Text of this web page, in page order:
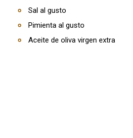
Sal al gusto
Pimienta al gusto
Aceite de oliva virgen extra